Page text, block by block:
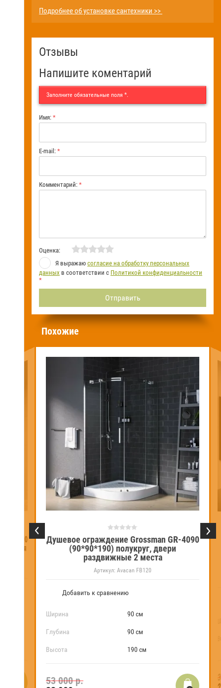
Подробнее об установке сантехники >>
Отзывы
Напишите коментарий
Заполните обязательные поля *.
Имя: *
E-mail: *
Комментарий: *
Оценка:
Я выражаю согласие на обработку персональных
данных в соответствии с Политикой конфиденциальности
*
Похожие
GR-8090
распашная
Душевое ограждение Grossman GR-4090
(90*90*190) полукруг, двери
раздвижные 2 места
Артикул: Avacan FB120
Добавить к сравнению
Ширина 90 см
Глубина 90 см
Высота 190 см
53 000 р.